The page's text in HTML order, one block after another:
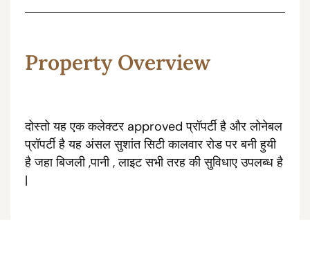
Property Overview
दोस्तो यह एक कलेक्टर approved प्रॉपर्टी है और लोनेबल
प्रॉपर्टी है यह अंसल सुशांत सिटी कालवार रोड पर बनी हुयी
है जहा बिजली ,पानी , लाइट सभी तरह की सुविधाए उपलब्ध है
|